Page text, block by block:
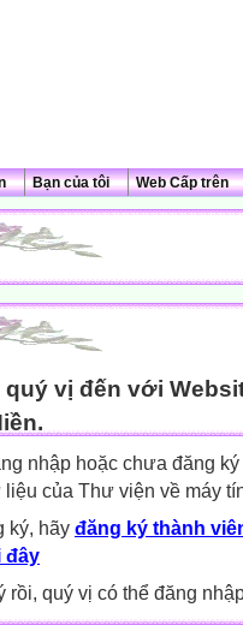
Bạn của tôi Web Cấp trên
vị đến với
nhập hoặc chưa đăng
của Thư viện về máy
ký, hãy đăng ký thành
đây
rồi, quý vị có thể đăng